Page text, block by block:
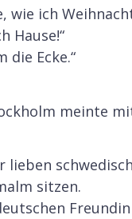
wie ich
Hause!“
die Ecke.“
meinte mit
sitzen.